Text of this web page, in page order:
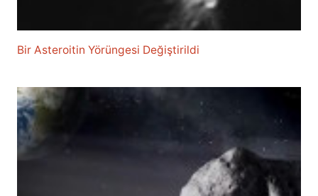
Bir Asteroitin Yörüngesi Değiştirildi